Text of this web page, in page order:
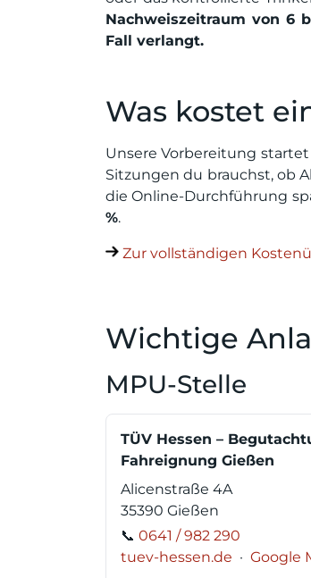
Nachweiszeitraum von 6
Fall verlangt.
Was kostet
Unsere Vorbereitung
Sitzungen du brauchst, ob
die Online-Durchführung
%.
Zur vollständigen
Wichtige
MPU-Stelle
TÜV Hessen –
Fahreignung Gießen
Alicenstraße 4A
35390 Gießen
📞 0641 / 982 290
tuev-hessen.de · Google